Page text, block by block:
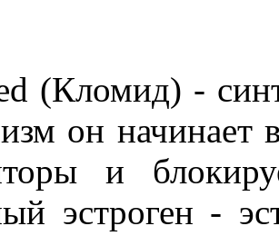
(Кломид) -
он начинает
и
эстроген -